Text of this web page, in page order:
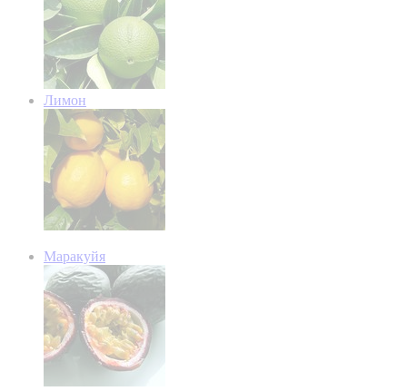
Лимон
Маракуйя